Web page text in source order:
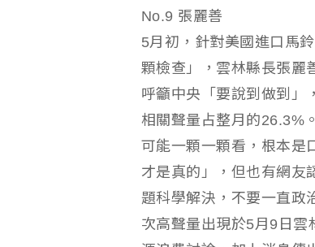
No.9 張麗善
5月初，針對美國進口馬
顆檢查」，雲林縣長張麗
呼籲中央「要說到做到」
相關聲量占整月的26.3%
可能一顆一顆看，根本是
才是真的」，但也有網友
題科學解決，不要一直政
次高聲量出現於5月9日雲